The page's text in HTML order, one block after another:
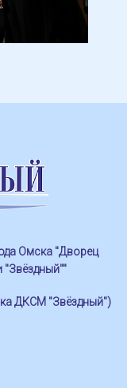
Омска "Дворец
"Звёздный""
ДКСМ "Звёздный")